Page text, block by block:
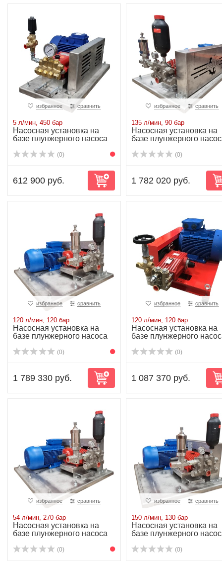
избранное сравнить
5 л/мин, 450 бар
Насосная установка на
базе плунжерного насоса
(0)
612 900 руб.
избранное сравнить
135 л/мин, 90 бар
Насосная установка на
базе плунжерного
(0)
1 782 020 руб.
избранное сравнить
120 л/мин, 120 бар
Насосная установка на
базе плунжерного насоса
(0)
1 789 330 руб.
избранное сравнить
120 л/мин, 120 бар
Насосная установка на
базе плунжерного
(0)
1 087 370 руб.
избранное сравнить
54 л/мин, 270 бар
Насосная установка на
базе плунжерного насоса
(0)
избранное сравнить
150 л/мин, 130 бар
Насосная установка на
базе плунжерного
(0)